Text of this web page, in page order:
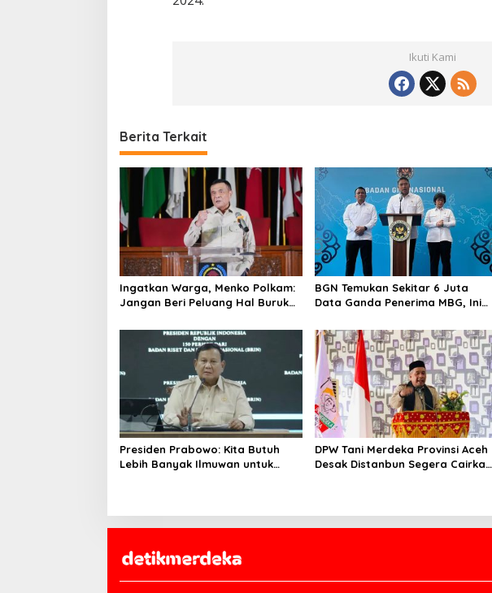
Ikuti Kami
Berita Terkait
Ingatkan Warga, Menko Polkam:
Jangan Beri Peluang Hal Buruk
BGN Temukan Sekitar 6 Juta
Data Ganda Penerima MBG, Ini
Presiden Prabowo: Kita Butuh
Lebih Banyak Ilmuwan untuk
DPW Tani Merdeka Provinsi Aceh
Desak Distanbun Segera Cairkan